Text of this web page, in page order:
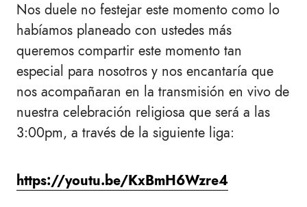
Nos duele no festejar este momento como lo
habíamos planeado con ustedes más
queremos compartir este momento tan
especial para nosotros y nos encantaría que
nos acompañaran en la transmisión en vivo de
nuestra celebración religiosa que será a las
3:00pm, a través de la siguiente liga:
https://youtu.be/KxBmH6Wzre4